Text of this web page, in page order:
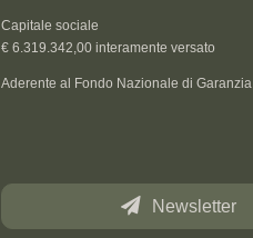
Capitale sociale
€ 6.319.342,00 interamente versato
Aderente al Fondo Nazionale di Garanzia
Newsletter